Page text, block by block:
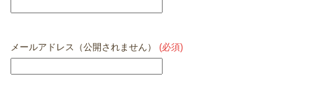
メールアドレス（公開されません） (必須)